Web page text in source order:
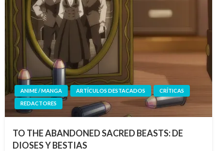
ANIME / MANGA ARTÍCULOS DESTACADOS
CRÍTICAS
REDACTORES
TO THE ABANDONED SACRED BEASTS: DE
DIOSES Y BESTIAS